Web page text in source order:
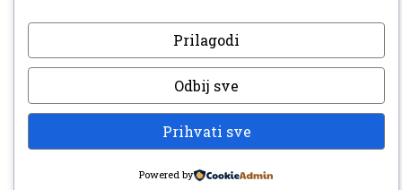
Prilagodi
Odbij sve
Prihvati sve
Powered by